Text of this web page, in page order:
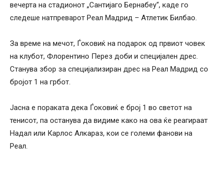
вечерта на стадионот „Сантијаго Бернабеу“, каде го
следеше натпреварот Реал Мадрид – Атлетик Билбао.
За време на мечот, Ѓоковиќ на подарок од првиот човек
на клубот, Флорентино Перез доби и специјален дрес.
Станува збор за специјализиран дрес на Реал Мадрид со
бројот 1 на грбот.
Јасна е пораката дека Ѓоковиќ е број 1 во светот на
тенисот, па останува да видиме како на ова ќе реагираат
Надал или Карлос Алкараз, кои се големи фанови на
Реал.